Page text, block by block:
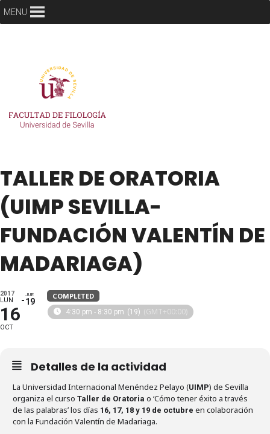
MENU
TALLER DE ORATORIA
(UIMP SEVILLA-
FUNDACIÓN VALENTÍN DE
MADARIAGA)
2017
LUN
16
OCT
JUE
19
COMPLETED
4:30 pm - 8:30 pm (19) (GMT+00:00)
Detalles de la actividad
La Universidad Internacional Menéndez Pelayo (UIMP) de Sevilla
organiza el curso Taller de Oratoria o ‘Cómo tener éxito a través
de las palabras’ los días 16, 17, 18 y 19 de octubre en colaboración
con la Fundación Valentín de Madariaga.